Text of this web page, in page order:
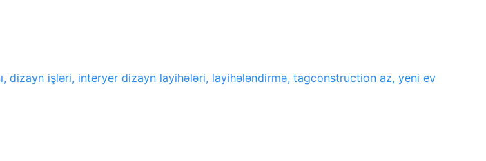
dizayn işləri, interyer dizayn layihələri, layihələndirmə, tagconstruction az, yeni ev